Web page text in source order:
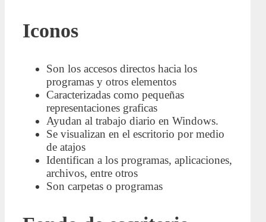
Iconos
Son los accesos directos hacia los
programas y otros elementos
Caracterizadas como pequeñas
representaciones graficas
Ayudan al trabajo diario en Windows.
Se visualizan en el escritorio por medio
de atajos
Identifican a los programas, aplicaciones,
archivos, entre otros
Son carpetas o programas